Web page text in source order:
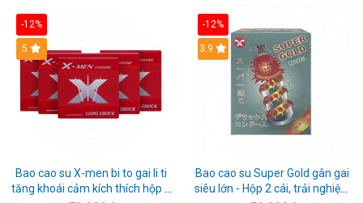
-12%
Hot
5
Bao cao su X-men bi to gai li ti
tăng khoái cảm kích thích hộp 1
-12%
3.9
Bao cao su Super Gold gân gai
siêu lớn - Hộp 2 cái, trải nghiệm